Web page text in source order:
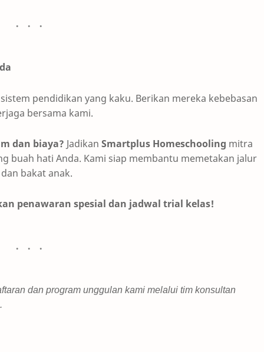
pendidikan yang kaku. Berikan mereka kebebasan
bersama kami.
dan biaya? Jadikan Smartplus Homeschooling mitra
buah hati Anda. Kami siap membantu memetakan jalur
bakat anak.
penawaran spesial dan jadwal trial kelas!
dan program unggulan kami melalui tim konsultan